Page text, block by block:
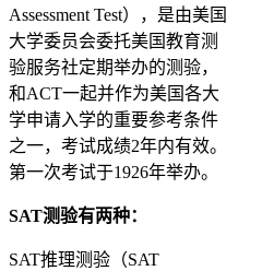
Assessment Test），是由美国
大学委员会委托美国教育测
验服务社定期举办的测验，
和ACT一起并作为美国各大
学申请入学的重要参考条件
之一，考试成绩2年内有效。
第一次考试于1926年举办。
SAT测验有两种：
SAT推理测验（SAT